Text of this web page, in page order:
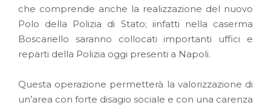
che comprende anche la realizzazione del nuovo
Polo della Polizia di Stato; iinfatti nella caserma
Boscariello saranno collocati importanti uffici e
reparti della Polizia oggi presenti a Napoli.
Questa operazione permetterà la valorizzazione di
un’area con forte disagio sociale e con una carenza